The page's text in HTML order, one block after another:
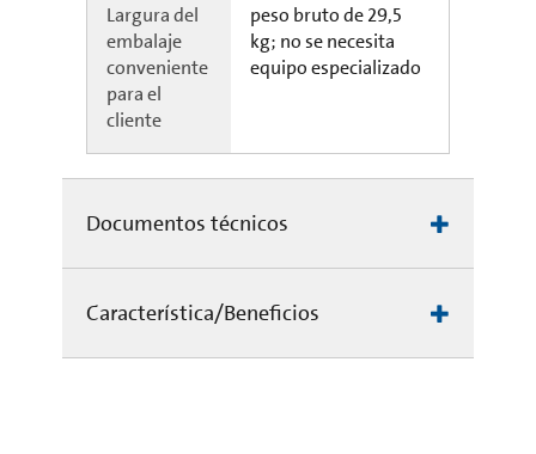
Largura del
embalaje
conveniente
para el
cliente
peso bruto de 29,5
kg; no se necesita
equipo especializado
Documentos técnicos
Característica/Beneficios